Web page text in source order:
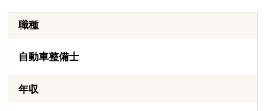
職種
自動車整備士
年収